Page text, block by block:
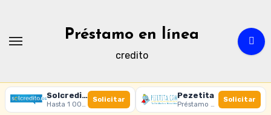
contenido
Préstamo en línea
credito
Solcredito
Hasta 1 000 € · 30 días · 100% online
Solicitar Pezetita
Préstamo online · Aprobación rápida
Solicitar